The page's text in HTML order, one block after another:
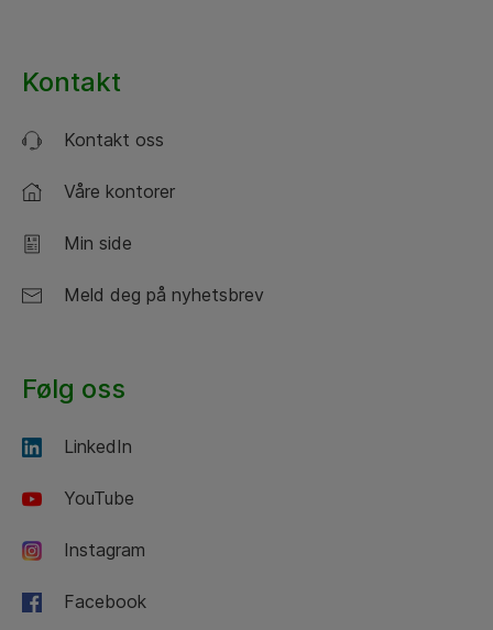
Kontakt
Kontakt oss
Våre kontorer
Min side
Meld deg på nyhetsbrev
Følg oss
LinkedIn
YouTube
Instagram
Facebook